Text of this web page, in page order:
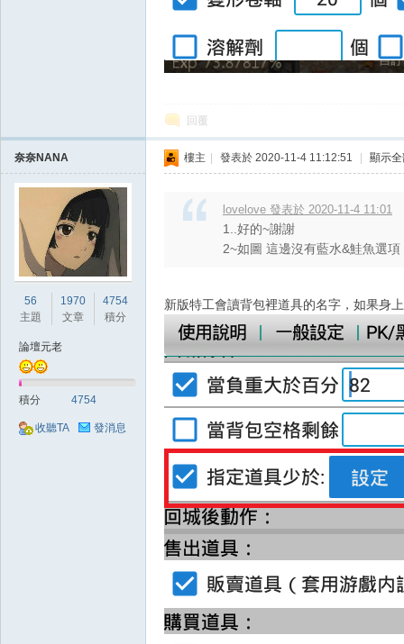
回覆
奈奈NANA
56
主題
1970
文章
4754
積分
論壇元老
積分 4754
收聽TA 發消息
樓主 發表於 2020-11-4 11:12:51 顯示
lovelove 發表於 2020-11-4 11:01
1..好的~謝謝
2~如圖 這邊沒有藍水&鮭魚選項
新版特工會讀背包裡道具的名字，如果身